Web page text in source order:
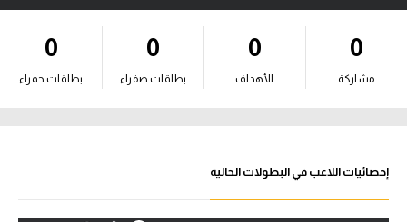
آراء حرة
ركن الألعاب
الدوري المصري
0
مشاركة
0
الأهداف
0
بطاقات صفراء
0
بطاقات حمراء
إحصائيات اللاعب في البطولات الحالية